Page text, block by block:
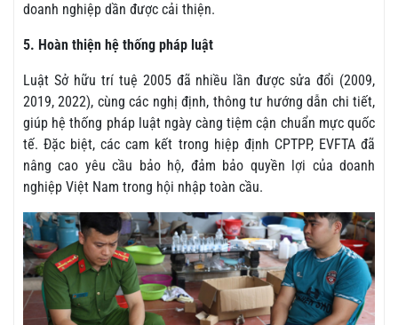
doanh nghiệp dần được cải thiện.
5. Hoàn thiện hệ thống pháp luật
Luật Sở hữu trí tuệ 2005 đã nhiều lần được sửa đổi (2009,
2019, 2022), cùng các nghị định, thông tư hướng dẫn chi tiết,
giúp hệ thống pháp luật ngày càng tiệm cận chuẩn mực quốc
tế. Đặc biệt, các cam kết trong hiệp định CPTPP, EVFTA đã
nâng cao yêu cầu bảo hộ, đảm bảo quyền lợi của doanh
nghiệp Việt Nam trong hội nhập toàn cầu.